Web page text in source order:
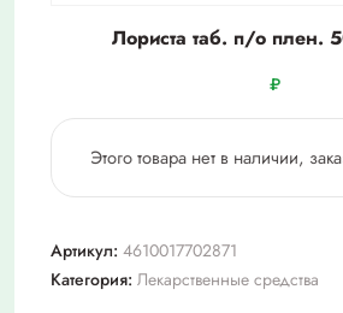
Лориста таб. п/о плен.
₽
Этого товара нет в наличии,
Артикул: 4610017702871
Категория: Лекарственные средства